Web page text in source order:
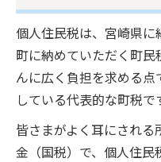
個人住民税は、宮崎県
町に納めていただく町
んに広く負担を求める
している代表的な町税で
皆さまがよく耳にされ
金（国税）で、個人住民